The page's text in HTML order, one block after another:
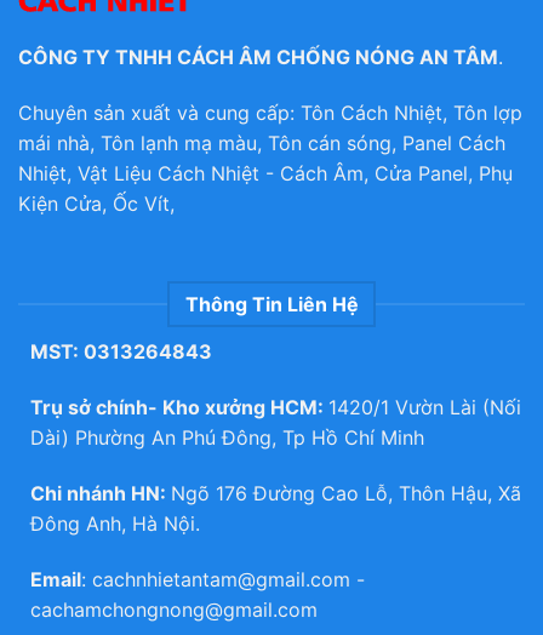
CÔNG TY TNHH CÁCH ÂM CHỐNG NÓNG AN TÂM.
Chuyên sản xuất và cung cấp: Tôn Cách Nhiệt, Tôn lợp
mái nhà, Tôn lạnh mạ màu, Tôn cán sóng, Panel Cách
Nhiệt, Vật Liệu Cách Nhiệt - Cách Âm, Cửa Panel, Phụ
Kiện Cửa, Ốc Vít,
Thông Tin Liên Hệ
MST: 0313264843
Trụ sở chính- Kho xưởng HCM: 1420/1 Vườn Lài (Nối
Dài) Phường An Phú Đông, Tp Hồ Chí Minh
Chi nhánh HN: Ngõ 176 Đường Cao Lỗ, Thôn Hậu, Xã
Đông Anh, Hà Nội.
Email: cachnhietantam@gmail.com -
cachamchongnong@gmail.com